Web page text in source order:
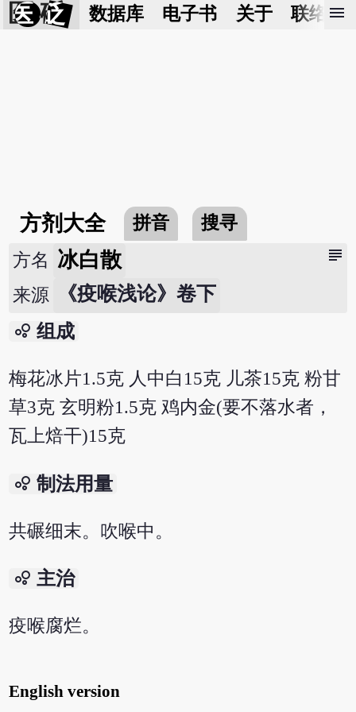
医 砭 数据库 电子书 关于 联络我
menu
方剂大全 拼音 搜寻
subject
方名 冰白散
来源 《疫喉浅论》卷下
bubble_chart 组成
梅花冰片1.5克 人中白15克 儿茶15克 粉甘
草3克 玄明粉1.5克 鸡内金(要不落水者，
瓦上焙干)15克
bubble_chart 制法用量
共碾细末。吹喉中。
bubble_chart 主治
疫喉腐烂。
English version